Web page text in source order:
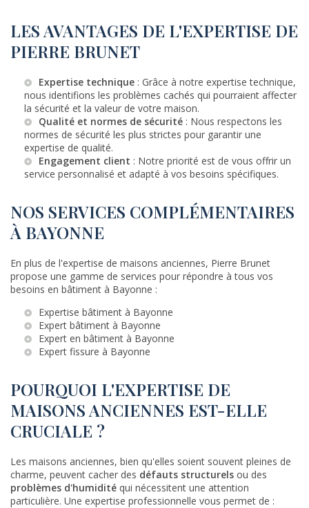
LES AVANTAGES DE L'EXPERTISE DE
PIERRE BRUNET
Expertise technique : Grâce à notre expertise technique,
nous identifions les problèmes cachés qui pourraient affecter
la sécurité et la valeur de votre maison.
Qualité et normes de sécurité : Nous respectons les
normes de sécurité les plus strictes pour garantir une
expertise de qualité.
Engagement client : Notre priorité est de vous offrir un
service personnalisé et adapté à vos besoins spécifiques.
NOS SERVICES COMPLÉMENTAIRES
À BAYONNE
En plus de l'expertise de maisons anciennes, Pierre Brunet
propose une gamme de services pour répondre à tous vos
besoins en bâtiment à Bayonne :
Expertise bâtiment à Bayonne
Expert bâtiment à Bayonne
Expert en bâtiment à Bayonne
Expert fissure à Bayonne
POURQUOI L'EXPERTISE DE
MAISONS ANCIENNES EST-ELLE
CRUCIALE ?
Les maisons anciennes, bien qu'elles soient souvent pleines de
charme, peuvent cacher des défauts structurels ou des
problèmes d'humidité qui nécessitent une attention
particulière. Une expertise professionnelle vous permet de :